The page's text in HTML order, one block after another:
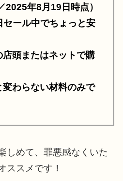
2025年8月19日時点）
ール中でちょっと安
店頭またはネットで購
変わらない材料のみで
しめて、罪悪感なくいた
ススメです！